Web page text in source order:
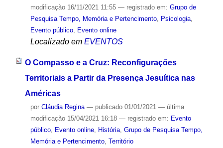
modificação16/11/2021 11:55 — registrado em: Grupo de
Pesquisa Tempo, Memória e Pertencimento, Psicologia,
Evento público, Evento online
Localizado em EVENTOS
O Compasso e a Cruz: Reconfigurações
Territoriais a Partir da Presença Jesuítica nas
Américas
por Cláudia Regina — publicado01/01/2021 — última
modificação15/04/2021 16:18 — registrado em: Evento
público, Evento online, História, Grupo de Pesquisa Tempo,
Memória e Pertencimento, Território